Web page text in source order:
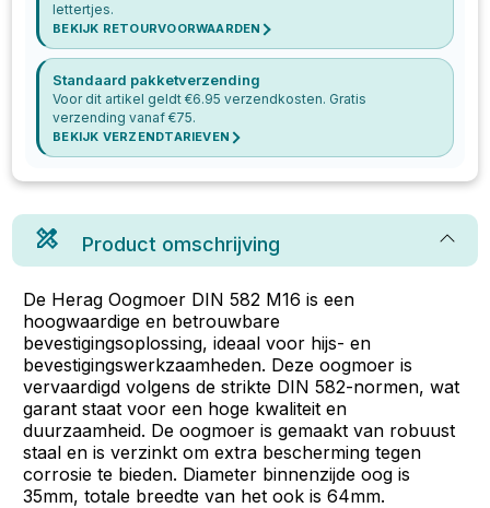
lettertjes.
BEKIJK RETOURVOORWAARDEN
Standaard pakketverzending
Voor dit artikel geldt €6.95 verzendkosten. Gratis
verzending vanaf €75.
BEKIJK VERZENDTARIEVEN
Product omschrijving
De Herag Oogmoer DIN 582 M16 is een
hoogwaardige en betrouwbare
bevestigingsoplossing, ideaal voor hijs- en
bevestigingswerkzaamheden. Deze oogmoer is
vervaardigd volgens de strikte DIN 582-normen, wat
garant staat voor een hoge kwaliteit en
duurzaamheid. De oogmoer is gemaakt van robuust
staal en is verzinkt om extra bescherming tegen
corrosie te bieden. Diameter binnenzijde oog is
35mm, totale breedte van het ook is 64mm.